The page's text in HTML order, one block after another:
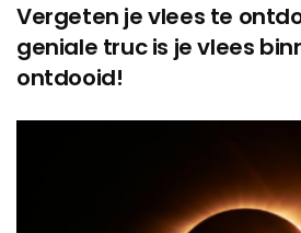
Vergeten je vlees te
geniale truc is je vlees
ontdooid!